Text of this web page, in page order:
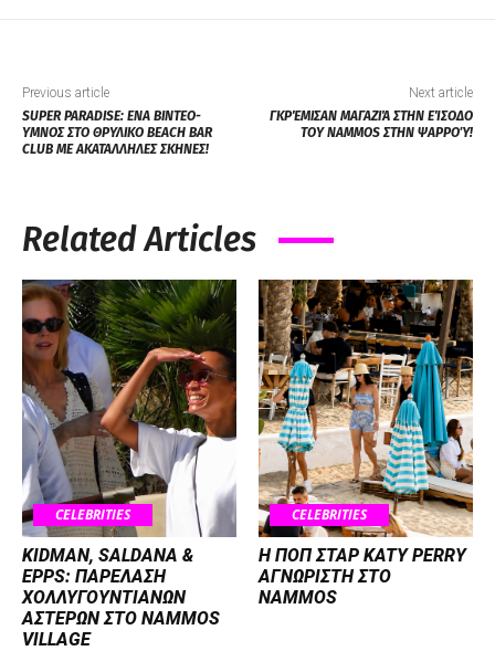
Previous article
SUPER PARADISE: ΕΝΑ ΒΙΝΤΕΟ-
ΥΜΝΟΣ ΣΤΟ ΘΡΥΛΙΚΟ BEACH BAR
CLUB ΜΕ ΑΚΑΤΑΛΛΗΛΕΣ ΣΚΗΝΕΣ!
Next article
ΓΚΡΈΜΙΣΑΝ ΜΑΓΑΖΙΆ ΣΤΗΝ ΕΊΣΟΔΟ
ΤΟΥ NAMMOS ΣΤΗΝ ΨΑΡΡΟΎ!
Related Articles
CELEBRITIES
KIDMAN, SALDANA &
EPPS: ΠΑΡΕΛΑΣΗ
ΧΟΛΛΥΓΟΥΝΤΙΑΝΩΝ
ΑΣΤΕΡΩΝ ΣΤΟ NAMMOS
VILLAGE
CELEBRITIES
H ΠΟΠ ΣΤΑΡ KATY PERRY
ΑΓΝΩΡΙΣΤΗ ΣΤΟ
NAMMOS